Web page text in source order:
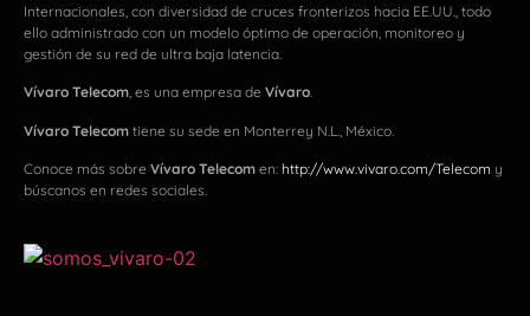
Internacionales, con diversidad de cruces fronterizos hacia EE.UU., todo
ello administrado con un modelo óptimo de operación, monitoreo y
gestión de su red de ultra baja latencia.
Vívaro Telecom, es una empresa de Vívaro.
Vívaro Telecom tiene su sede en Monterrey N.L., México.
Conoce más sobre Vívaro Telecom en: http://www.vivaro.com/Telecom y
búscanos en redes sociales.